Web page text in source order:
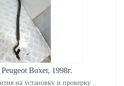
Boxer, 1998г.
на установку и проверку ..